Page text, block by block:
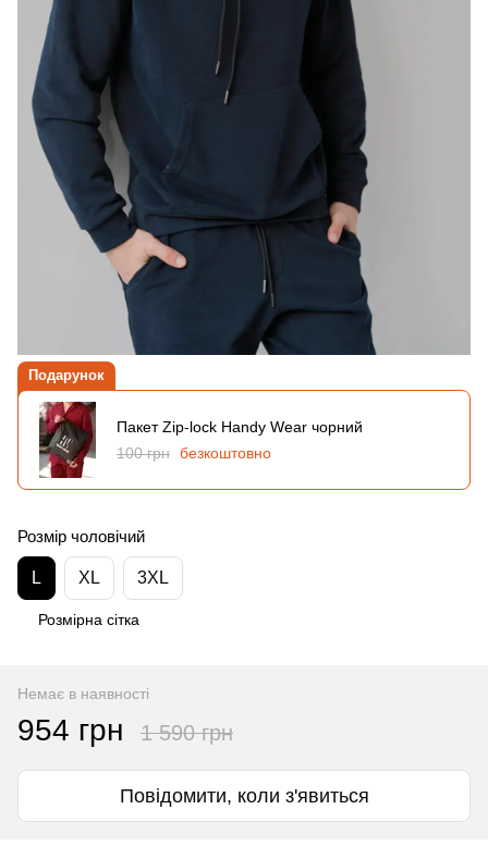
Подарунок
Пакет Zip-lock Handy Wear чорний
100 грн безкоштовно
Розмір чоловічий
L XL 3XL
Розмірна сітка
Немає в наявності
954 грн 1 590 грн
Повідомити, коли з'явиться